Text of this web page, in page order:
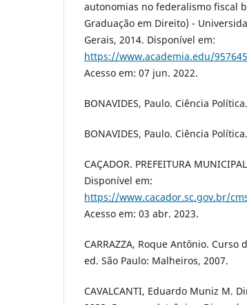
autonomias no federalismo fiscal
Graduação em Direito) -
Gerais, 2014. Disponível em:
https://www.academia.edu/
Acesso em: 07 jun. 2022.
BONAVIDES, Paulo. Ciência
BONAVIDES, Paulo. Ciência
CAÇADOR. PREFEITURA
Disponível em:
https://www.cacador.sc.gov.br/
Acesso em: 03 abr. 2023.
CARRAZZA, Roque Antônio.
ed. São Paulo: Malheiros, 2007.
CAVALCANTI, Eduardo Muniz M.